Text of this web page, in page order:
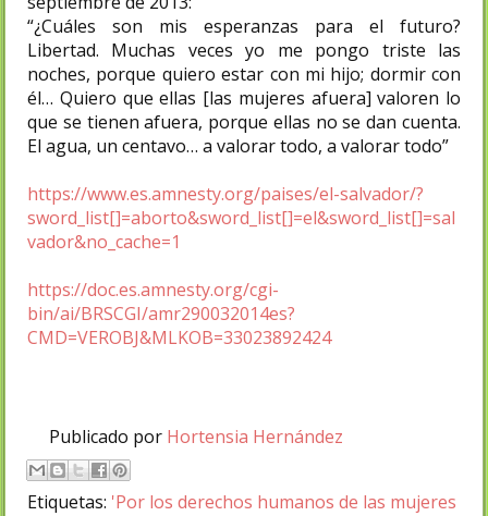
“¿Cuáles son mis esperanzas para el futuro?
Libertad. Muchas veces yo me pongo triste las
noches, porque quiero estar con mi hijo; dormir con
él… Quiero que ellas [las mujeres afuera] valoren lo
que se tienen afuera, porque ellas no se dan cuenta.
El agua, un centavo… a valorar todo, a valorar todo”
https://www.es.amnesty.org/paises/el-salvador/?
sword_list[]=aborto&sword_list[]=el&sword_list[]=sal
vador&no_cache=1
https://doc.es.amnesty.org/cgi-
bin/ai/BRSCGI/amr290032014es?
CMD=VEROBJ&MLKOB=33023892424
Publicado por Hortensia Hernández
Etiquetas: 'Por los derechos humanos de las mujeres